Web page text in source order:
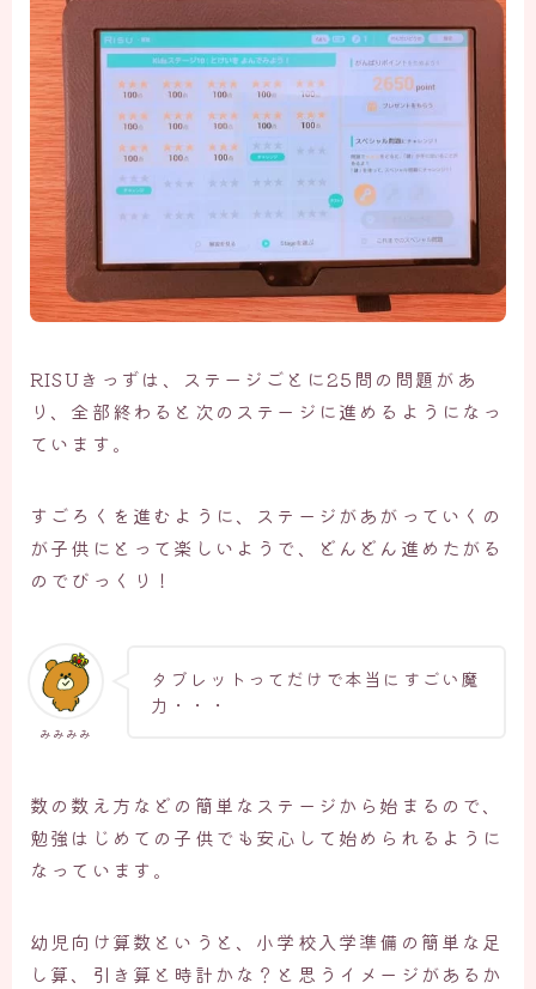
RISUきっずは、ステージごとに25問の問題があ
り、全部終わると次のステージに進めるようになっ
ています。
すごろくを進むように、ステージがあがっていくの
が子供にとって楽しいようで、どんどん進めたがる
のでびっくり！
みみみみ
タブレットってだけで本当にすごい魔
力・・・
数の数え方などの簡単なステージから始まるので、
勉強はじめての子供でも安心して始められるように
なっています。
幼児向け算数というと、小学校入学準備の簡単な足
し算、引き算と時計かな？と思うイメージがあるか